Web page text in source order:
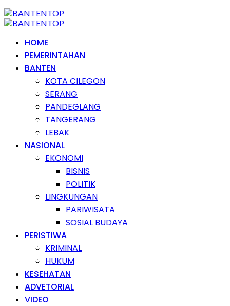
HOME
PEMERINTAHAN
BANTEN
KOTA CILEGON
SERANG
PANDEGLANG
TANGERANG
LEBAK
NASIONAL
EKONOMI
BISNIS
POLITIK
LINGKUNGAN
PARIWISATA
SOSIAL BUDAYA
PERISTIWA
KRIMINAL
HUKUM
KESEHATAN
ADVETORIAL
VIDEO